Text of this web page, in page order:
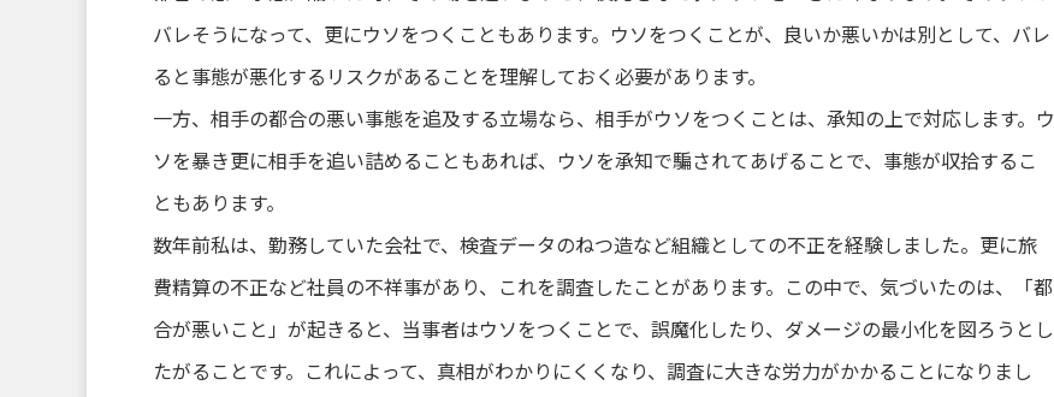
バレそうになって、更にウソをつくこともあります。ウソをつくことが、良いか悪いかは別として、バレ
ると事態が悪化するリスクがあることを理解しておく必要があります。
一方、相手の都合の悪い事態を追及する立場なら、相手がウソをつくことは、承知の上で対応します。ウ
ソを暴き更に相手を追い詰めることもあれば、ウソを承知で騙されてあげることで、事態が収拾するこ
ともあります。
数年前私は、勤務していた会社で、検査データのねつ造など組織としての不正を経験しました。更に旅
費精算の不正など社員の不祥事があり、これを調査したことがあります。この中で、気づいたのは、「都
合が悪いこと」が起きると、当事者はウソをつくことで、誤魔化したり、ダメージの最小化を図ろうとし
たがることです。これによって、真相がわかりにくくなり、調査に大きな労力がかかることになりまし